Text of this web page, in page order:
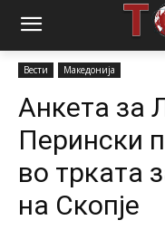
Почетна
Вести Македонија
Анкета за
Перински
во трката
на Скопје